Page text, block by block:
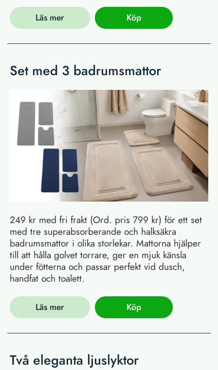
Läs mer Köp
Set med 3 badrumsmattor
249 kr med fri frakt (Ord. pris 799 kr) för ett set
med tre superabsorberande och halksäkra
badrumsmattor i olika storlekar. Mattorna hjälper
till att hålla golvet torrare, ger en mjuk känsla
under fötterna och passar perfekt vid dusch,
handfat och toalett.
Läs mer Köp
Två eleganta ljuslyktor